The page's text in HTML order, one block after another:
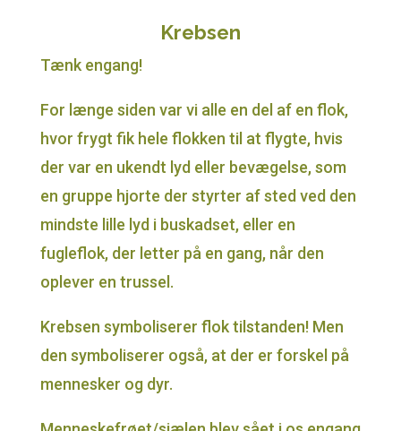
Krebsen
Tænk engang!
For længe siden var vi alle en del af en flok,
hvor frygt fik hele flokken til at flygte, hvis
der var en ukendt lyd eller bevægelse, som
en gruppe hjorte der styrter af sted ved den
mindste lille lyd i buskadset, eller en
fugleflok, der letter på en gang, når den
oplever en trussel.
Krebsen symboliserer flok tilstanden! Men
den symboliserer også, at der er forskel på
mennesker og dyr.